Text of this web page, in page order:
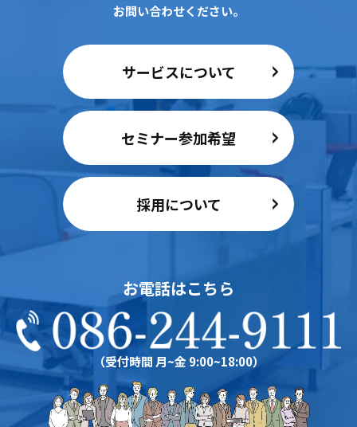
お問い合わせください。
サービスについて
セミナー参加希望
採用について
お電話はこちら
（受付時間 月~金 9:00~18:00）